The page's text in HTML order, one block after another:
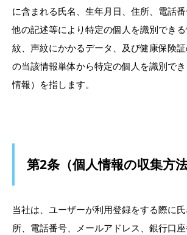
に含まれる氏名、生年月日、住所、電話
他の記述等により特定の個人を識別でき
紋、声紋にかかるデータ、及び健康保険
の当該情報単体から特定の個人を識別で
情報）を指します。
第2条（個人情報の収集方法
当社は、ユーザーが利用登録をする際に
所、電話番号、メールアドレス、銀行口